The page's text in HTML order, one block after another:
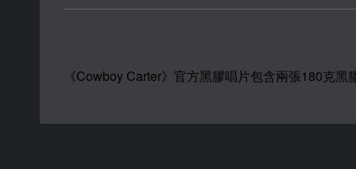
《Cowboy Carter》官方黑膠唱片包含兩張180克